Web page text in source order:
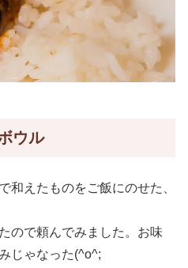
ウル
和えたものをご飯にのせた、
ので頼んでみました。お味
じゃなった(^o^;